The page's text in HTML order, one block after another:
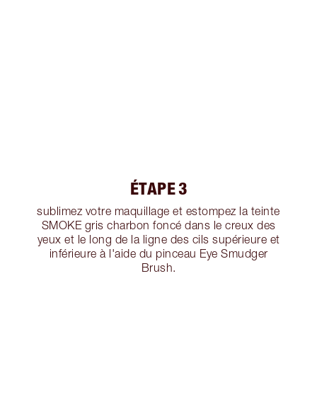
ÉTAPE 3
sublimez votre maquillage et estompez la teinte
SMOKE gris charbon foncé dans le creux des
yeux et le long de la ligne des cils supérieure et
inférieure à l'aide du pinceau Eye Smudger
Brush.